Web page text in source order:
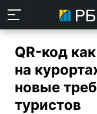
QR-код
на
новые
туристов